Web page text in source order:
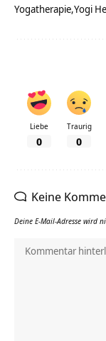
Yogatherapie Yogi
Liebe
0
Traurig
0
Keine
Deine E-Mail-Adresse wird